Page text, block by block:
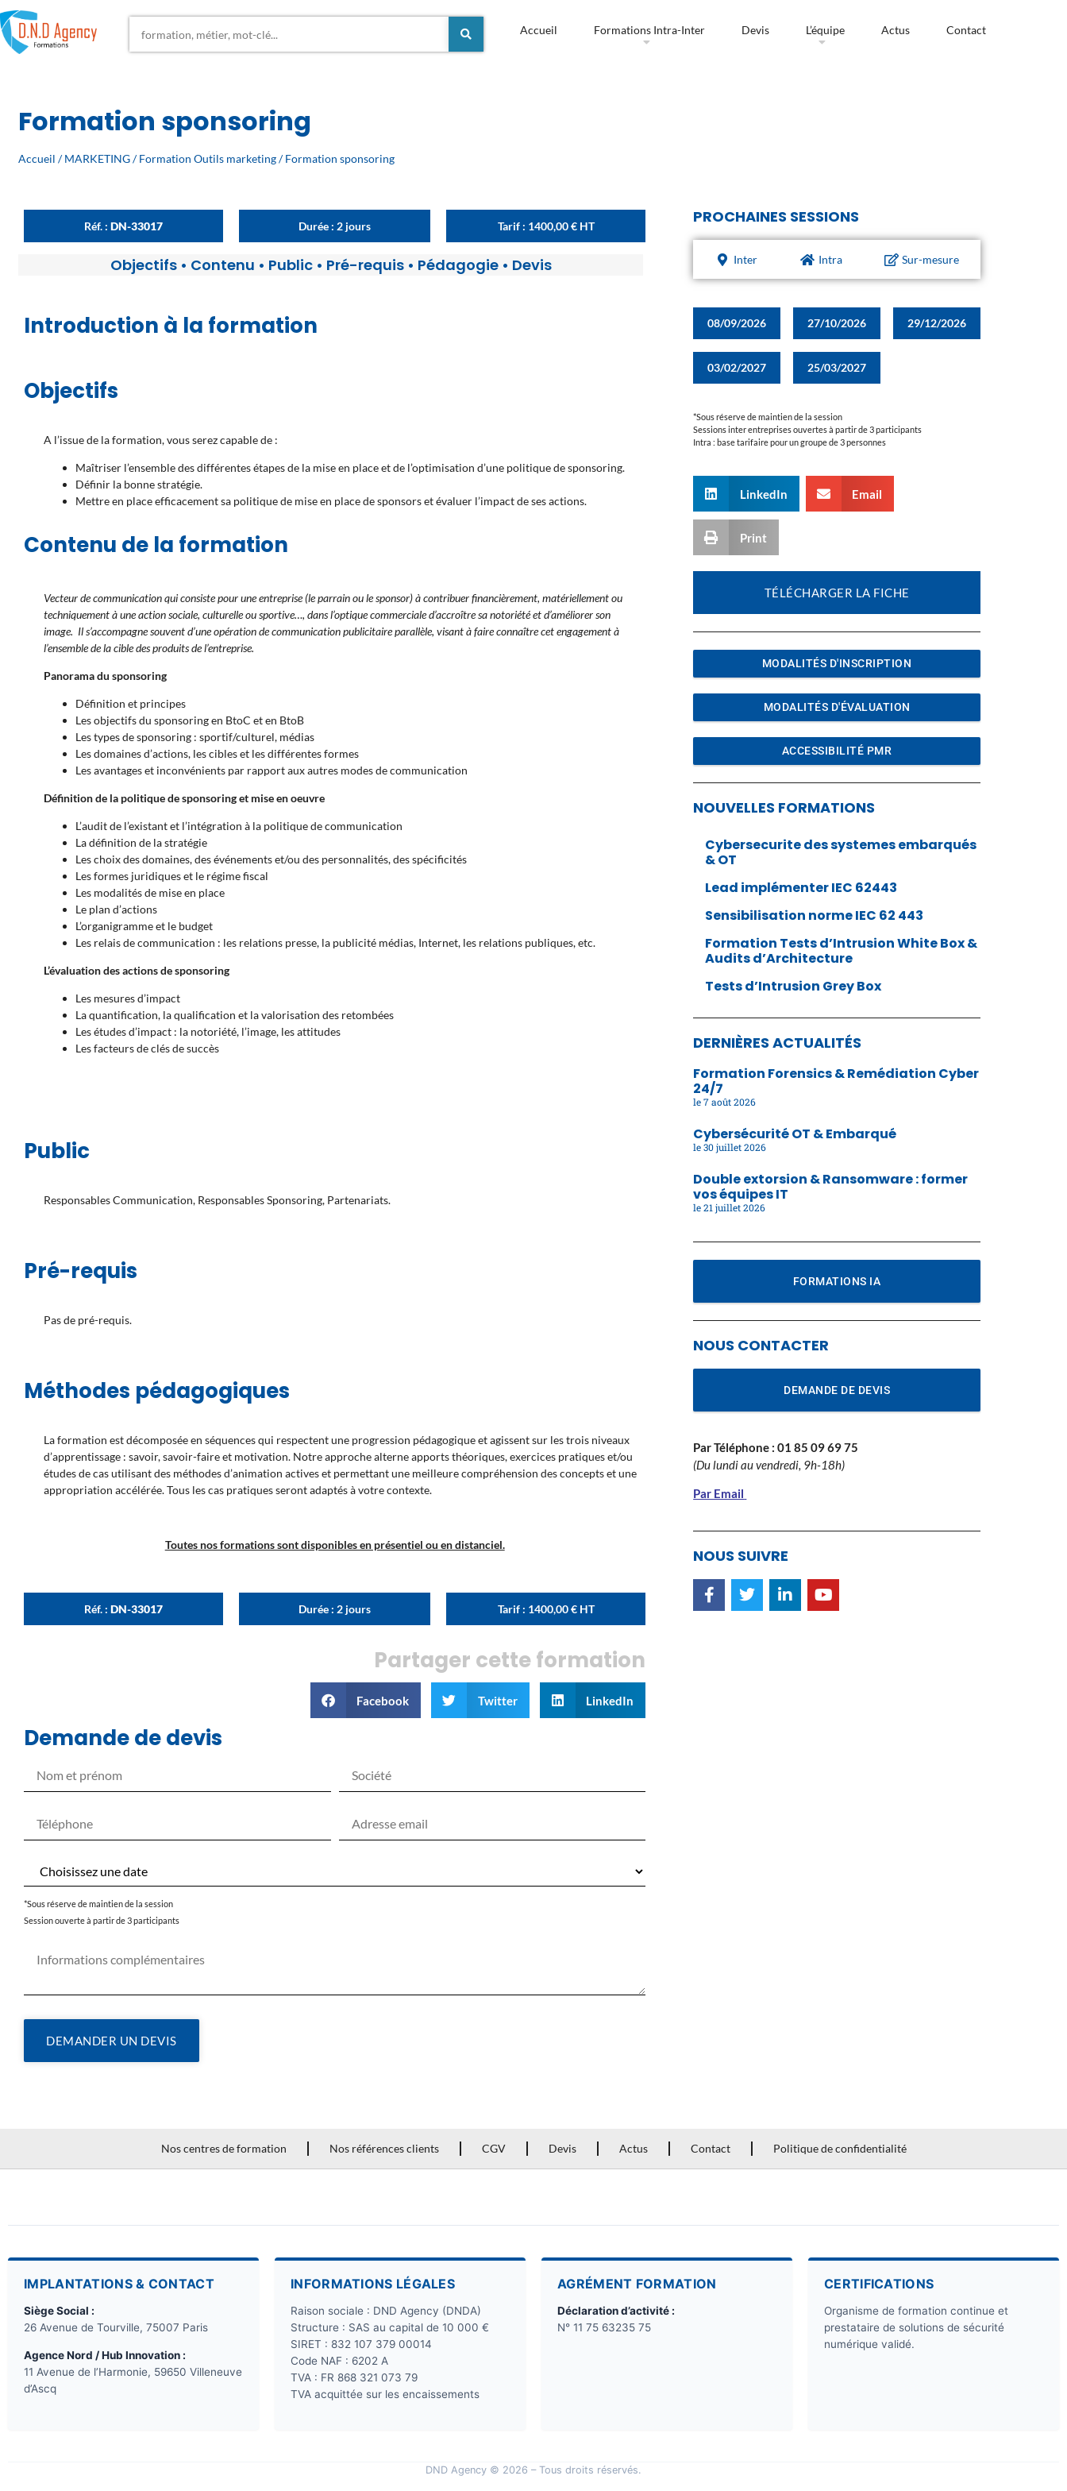
Accueil Formations Intra-Inter Devis L’équipe Actus Contact
Formation sponsoring
Accueil /MARKETING/Formation Outils marketing/ Formation sponsoring
Réf. :DN-33017 Durée : 2 jours Tarif : 1400,00€HT
Objectifs• Contenu • Public• Pré-requis• Pédagogie• Devis
Introduction à la formation
Objectifs
A l’issue de la formation, vous serez capable de :
Maîtriser l’ensemble des différentes étapes de la mise en place et de l’optimisation d’une politique de sponsoring.
Définir la bonne stratégie.
Mettre en place efficacement sa politique de mise en place de sponsors et évaluer l’impact de ses actions.
Contenu de la formation
Vecteur de communication qui consiste pour une entreprise (le parrain ou le sponsor) à contribuer financièrement, matériellement ou
techniquement à une action sociale, culturelle ou sportive…, dans l’optique commerciale d’accroître sa notoriété et d’améliorer son
image. Il s’accompagne souvent d’une opération de communication publicitaire parallèle, visant à faire connaître cet engagement à
l’ensemble de la cible des produits de l’entreprise.
Panorama du sponsoring
Définition et principes
Les objectifs du sponsoring en BtoC et en BtoB
Les types de sponsoring : sportif/culturel, médias
Les domaines d’actions, les cibles et les différentes formes
Les avantages et inconvénients par rapport aux autres modes de communication
Définition de la politique de sponsoring et mise en oeuvre
L’audit de l’existant et l’intégration à la politique de communication
La définition de la stratégie
Les choix des domaines, des événements et/ou des personnalités, des spécificités
Les formes juridiques et le régime fiscal
Les modalités de mise en place
Le plan d’actions
L’organigramme et le budget
Les relais de communication : les relations presse, la publicité médias, Internet, les relations publiques, etc.
L’évaluation des actions de sponsoring
Les mesures d’impact
La quantification, la qualification et la valorisation des retombées
Les études d’impact : la notoriété, l’image, les attitudes
Les facteurs de clés de succès
Public
Responsables Communication, Responsables Sponsoring, Partenariats.
Pré-requis
Pas de pré-requis.
Méthodes pédagogiques
La formation est décomposée en séquences qui respectent une progression pédagogique et agissent sur les trois niveaux
d’apprentissage : savoir, savoir-faire et motivation. Notre approche alterne apports théoriques, exercices pratiques et/ou
études de cas utilisant des méthodes d’animation actives et permettant une meilleure compréhension des concepts et une
appropriation accélérée. Tous les cas pratiques seront adaptés à votre contexte.
Toutes nos formations sont disponibles en présentiel ou en distanciel.
Réf. :DN-33017 Durée : 2 jours Tarif : 1400,00€HT
Partager cette formation
Facebook Twitter LinkedIn
Demande de devis
*Sous réserve de maintien de la session
Session ouverte à partir de 3 participants
DEMANDER UN DEVIS
PROCHAINES SESSIONS
Inter Intra Sur-mesure
08/09/2026 27/10/2026 29/12/2026
03/02/2027 25/03/2027
*Sous réserve de maintien de la session
Sessions inter entreprises ouvertes à partir de 3 participants
Intra : base tarifaire pour un groupe de 3 personnes
LinkedIn Email
Print
TÉLÉCHARGER LA FICHE
MODALITÉS D'INSCRIPTION
MODALITÉS D'ÉVALUATION
ACCESSIBILITÉ PMR
NOUVELLES FORMATIONS
Cybersecurite des systemes embarqués
& OT
Lead implémenter IEC 62443
Sensibilisation norme IEC 62 443
Formation Tests d’Intrusion White Box &
Audits d’Architecture
Tests d’Intrusion Grey Box
DERNIÈRES ACTUALITÉS
Formation Forensics & Remédiation Cyber
24/7
7 août 2026
Cybersécurité OT & Embarqué
30 juillet 2026
Double extorsion & Ransomware : former
vos équipes IT
21 juillet 2026
FORMATIONS IA
NOUS CONTACTER
DEMANDE DE DEVIS
Par Téléphone : 01 85 09 69 75
(Du lundi au vendredi, 9h-18h)
Par Email
NOUS SUIVRE
Nos centres de formation Nos références clients CGV Devis Actus Contact Politique de confidentialité
IMPLANTATIONS & CONTACT
Siège Social :
26 Avenue de Tourville, 75007 Paris
Agence Nord / Hub Innovation :
11 Avenue de l’Harmonie, 59650 Villeneuve
d’Ascq
INFORMATIONS LÉGALES
Raison sociale : DND Agency (DNDA)
Structure : SAS au capital de 10 000 €
SIRET : 832 107 379 00014
Code NAF : 6202 A
TVA : FR 868 321 073 79
TVA acquittée sur les encaissements
AGRÉMENT FORMATION
Déclaration d’activité :
N° 11 75 63235 75
CERTIFICATIONS
Organisme de formation continue et
prestataire de solutions de sécurité
numérique validé.
DND Agency © 2026 – Tous droits réservés.